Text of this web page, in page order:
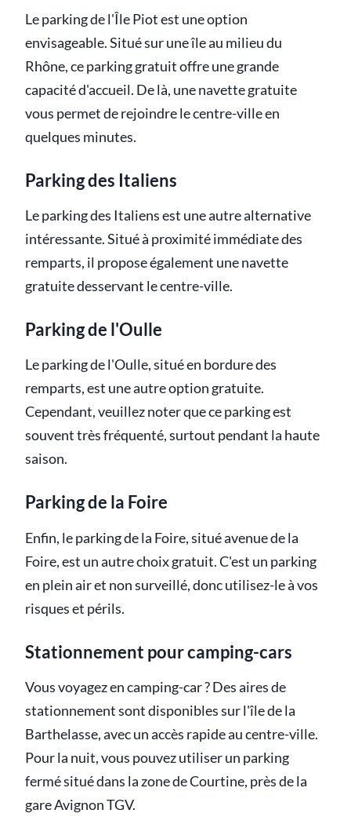
Le parking de l'Île Piot est une option
envisageable. Situé sur une île au milieu du
Rhône, ce parking gratuit offre une grande
capacité d'accueil. De là, une navette gratuite
vous permet de rejoindre le centre-ville en
quelques minutes.
Parking des Italiens
Le parking des Italiens est une autre alternative
intéressante. Situé à proximité immédiate des
remparts, il propose également une navette
gratuite desservant le centre-ville.
Parking de l'Oulle
Le parking de l'Oulle, situé en bordure des
remparts, est une autre option gratuite.
Cependant, veuillez noter que ce parking est
souvent très fréquenté, surtout pendant la haute
saison.
Parking de la Foire
Enfin, le parking de la Foire, situé avenue de la
Foire, est un autre choix gratuit. C'est un parking
en plein air et non surveillé, donc utilisez-le à vos
risques et périls.
Stationnement pour camping-cars
Vous voyagez en camping-car ? Des aires de
stationnement sont disponibles sur l'île de la
Barthelasse, avec un accès rapide au centre-ville.
Pour la nuit, vous pouvez utiliser un parking
fermé situé dans la zone de Courtine, près de la
gare Avignon TGV.